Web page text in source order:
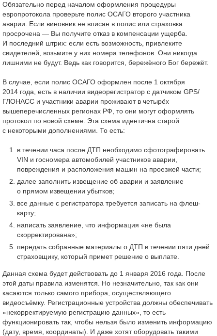
Обязательно перед началом оформления процедуры
европротокола проверьте полис ОСАГО второго участника
аварии. Если виновник не вписан в полис или страховка
просрочена — Вы получите отказ в компенсации ущерба.
И последний штрих: если есть возможность, привлеките
свидетелей, возьмите у них номера телефонов. Они никогда
лишними не будут. Ведь как говорится, бережёного Бог бережёт.
В случае, если полис ОСАГО оформлен после 1 октября
2014 года, есть в наличии видеорегистратор с датчиком GPS/
ГЛОНАСС и участники аварии проживают в четырёх
вышеперечисленных регионах РФ, то они могут оформлять
протокол по новой схеме. Эта схема идентична старой
с некоторыми дополнениями. То есть:
в течении часа после ДТП необходимо сфотографировать
VIN и госномера автомобилей участников аварии,
повреждения и расположения машин на проезжей части;
далее заполнить извещение об аварии и заявление
о прямом извещении убытков;
все данные с регистратора требуется записать на флеш-
карту;
написать заявление, что информация «не была
скорректирована»;
передать собранные материалы о ДТП в течении пяти дней
страховщику, который примет решение о выплате.
Данная схема будет действовать до 1 января 2016 года. После
этой даты правила изменятся. Но незначительно, так как они
касаются только самого прибора, осуществляющего
видеосъёмку. Регистрационные устройства должны обеспечивать
«некорректируемую регистрацию данных», то есть
функционировать так, чтобы нельзя было изменить информацию
(дату, время, координаты). И даже хотят оборудовать такими